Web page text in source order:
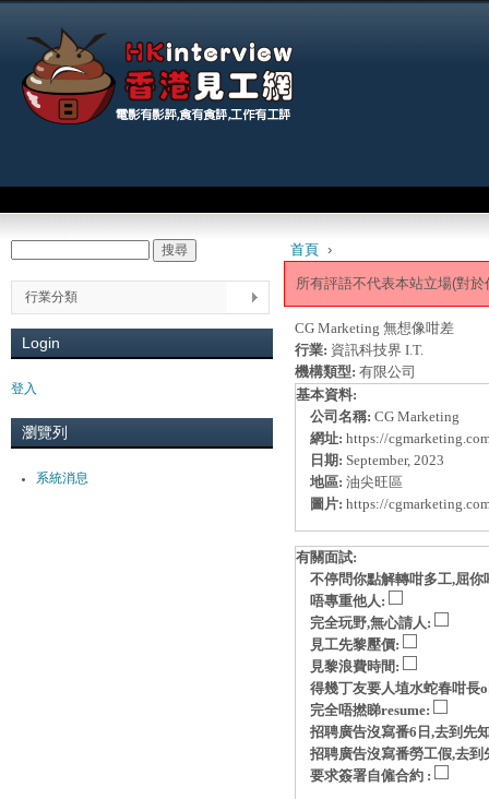
首頁›
所有評語不代表本站立場(對
CG Marketing 無想像咁差
行業: 資訊科技界 I.T.
機構類型: 有限公司
基本資料:
公司名稱: CG Marketing
網址: https://
日期: September, 2023
地區: 油尖旺區
圖片: https://
有關面試:
不停問你點解轉咁多工,屈
唔專重他人:
完全玩野,無心請人:
見工先黎壓價:
見黎浪費時間:
得幾丁友要人埴水蛇春咁長
完全唔撚睇resume:
招聘廣告沒寫番6日,去到先
招聘廣告沒寫番勞工假,去
要求簽署自僱合約 :
行業分類
Login
登入
瀏覽列
系統消息